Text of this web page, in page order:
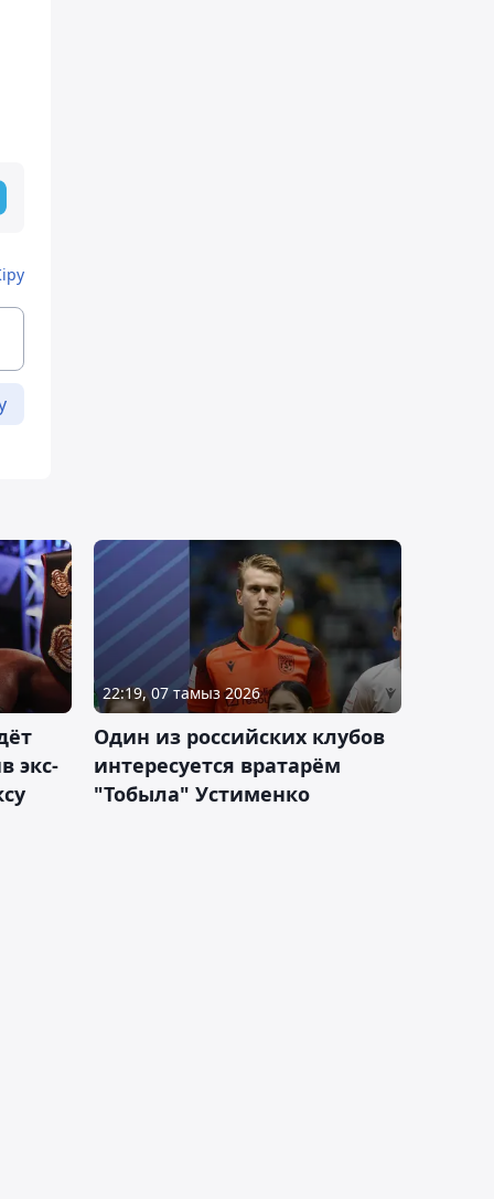
экс-
22:19, 07 тамыз 2026
Один из российских клубов
интересуется вратарём
"Тобыла" Устименко